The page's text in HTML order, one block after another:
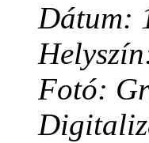
Dátum:
Fotó: